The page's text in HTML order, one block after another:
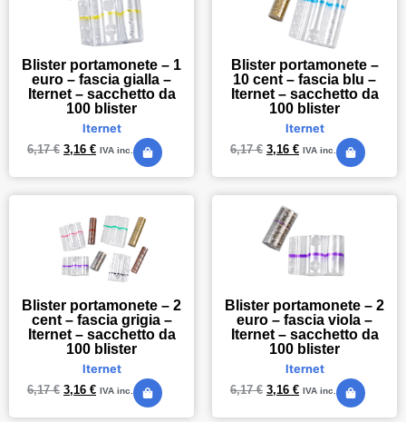
Blister portamonete – 1
euro – fascia gialla –
Iternet – sacchetto da
100 blister
Iternet
6,17€ 3,16 € IVA inc.
Blister portamonete –
10 cent – fascia blu –
Iternet – sacchetto da
100 blister
Iternet
6,17€ 3,16 € IVA inc.
Blister portamonete – 2
cent – fascia grigia –
Iternet – sacchetto da
100 blister
Iternet
6,17€ 3,16 € IVA inc.
Blister portamonete – 2
euro – fascia viola –
Iternet – sacchetto da
100 blister
Iternet
6,17€ 3,16 € IVA inc.